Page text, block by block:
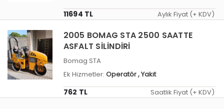
11694 TL Aylık Fiyat (+ KDV)
2005 BOMAG STA 2500 SAATTE
ASFALT SİLİNDİRİ
Bomag STA
Ek Hizmetler: Operatör, Yakıt
762 TL Saatlik Fiyat (+ KDV)